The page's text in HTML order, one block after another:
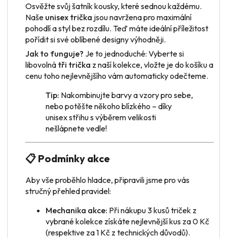
Osvěžte svůj šatník kousky, které sednou každému.
Naše unisex trička jsou navržena pro maximální
pohodlí a styl bez rozdílu. Teď máte ideální příležitost
pořídit si své oblíbené designy výhodněji.
Jak to funguje? Je to jednoduché: Vyberte si
libovolná tři trička z naší kolekce, vložte je do košíku a
cenu toho nejlevnějšího vám automaticky odečteme.
Tip: Nakombinujte barvy a vzory pro sebe,
nebo potěšte někoho blízkého – díky
unisex střihu s výběrem velikosti
nešlápnete vedle!
📋 Podmínky akce
Aby vše proběhlo hladce, připravili jsme pro vás
stručný přehled pravidel:
Mechanika akce: Při nákupu 3 kusů triček z
vybrané kolekce získáte nejlevnější kus za 0 Kč
(respektive za 1 Kč z technických důvodů).